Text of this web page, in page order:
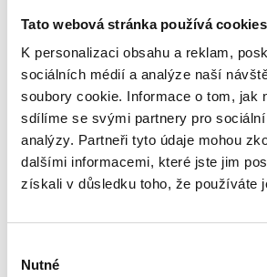
Tato webová stránka používá cookies
K personalizaci obsahu a reklam,
sociálních médií a analýze naší
soubory cookie. Informace o tom, jak
sdílíme se svými partnery pro
analýzy. Partneři tyto údaje mohou
dalšími informacemi, které jste jim
získali v důsledku toho, že používáte
souhlasu
Nutné